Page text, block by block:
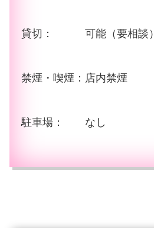
貸切： 可能（要相談）
禁煙・喫煙：店内禁煙
駐車場： なし